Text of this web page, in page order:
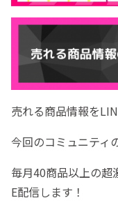
売れる商品情報を
今回のコミュニティ
毎月40商品以上の超
E配信します！